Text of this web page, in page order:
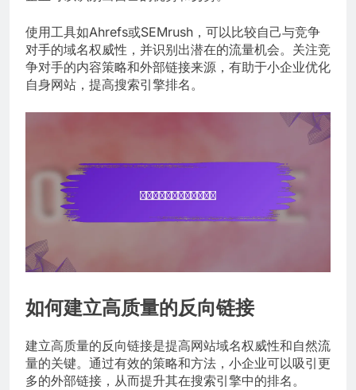
使用工具如Ahrefs或SEMrush，可以比较自己与竞争
对手的域名权威性，并识别出潜在的流量机会。关注竞
争对手的内容策略和外部链接来源，有助于小企业优化
自身网站，提高搜索引擎排名。
如何建立高质量的反向链接
建立高质量的反向链接是提高网站域名权威性和自然流
量的关键。通过有效的策略和方法，小企业可以吸引更
多的外部链接，从而提升其在搜索引擎中的排名。